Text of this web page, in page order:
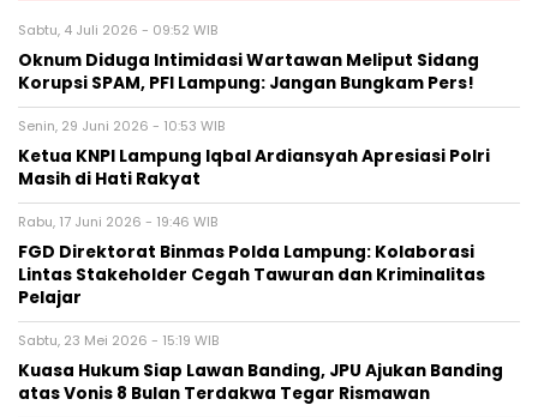
Sabtu, 4 Juli 2026 - 09:52 WIB
Oknum Diduga Intimidasi Wartawan Meliput Sidang
Korupsi SPAM, PFI Lampung: Jangan Bungkam Pers!
Senin, 29 Juni 2026 - 10:53 WIB
Ketua KNPI Lampung Iqbal Ardiansyah Apresiasi Polri
Masih di Hati Rakyat
Rabu, 17 Juni 2026 - 19:46 WIB
FGD Direktorat Binmas Polda Lampung: Kolaborasi
Lintas Stakeholder Cegah Tawuran dan Kriminalitas
Pelajar
Sabtu, 23 Mei 2026 - 15:19 WIB
Kuasa Hukum Siap Lawan Banding, JPU Ajukan Banding
atas Vonis 8 Bulan Terdakwa Tegar Rismawan